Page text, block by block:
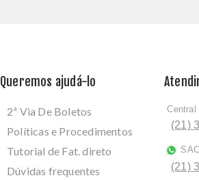
Queremos ajudá-lo
2ª Via De Boletos
Políticas e Procedimentos
Tutorial de Fat. direto
Dúvidas frequentes
ﾠCentral
(21)
(21)